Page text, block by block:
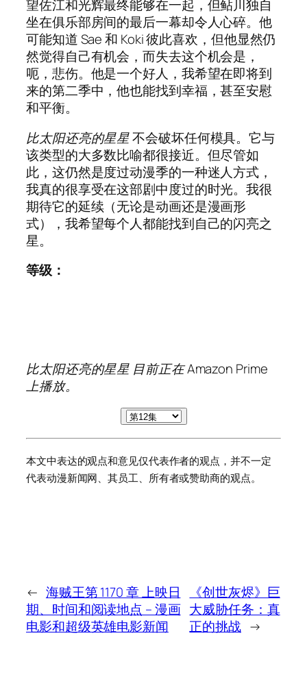
望佐江和光辉最终能够在一起，但鲇川独自
坐在俱乐部房间的最后一幕却令人心碎。他
可能知道 Sae 和 Koki 彼此喜欢，但他显然仍
然觉得自己有机会，而失去这个机会是，
呃，悲伤。他是一个好人，我希望在即将到
来的第二季中，他也能找到幸福，甚至安慰
和平衡。
比太阳还亮的星星不会破坏任何模具。它与
该类型的大多数比喻都很接近。但尽管如
此，这仍然是度过动漫季的一种迷人方式，
我真的很享受在这部剧中度过的时光。我很
期待它的延续（无论是动画还是漫画形
式），我希望每个人都能找到自己的闪亮之
星。
等级：
比太阳还亮的星星 目前正在 Amazon Prime
上播放。
本文中表达的观点和意见仅代表作者的观点，并不一定
代表动漫新闻网、其员工、所有者或赞助商的观点。
← 海贼王第 1170 章 上映日
期、时间和阅读地点 – 漫画
电影和超级英雄电影新闻
《创世灰烬》巨
大威胁任务：真
正的挑战 →